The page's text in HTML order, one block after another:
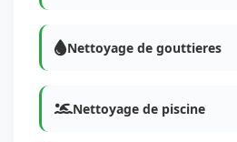
Nettoyage de gouttieres
Nettoyage de piscine